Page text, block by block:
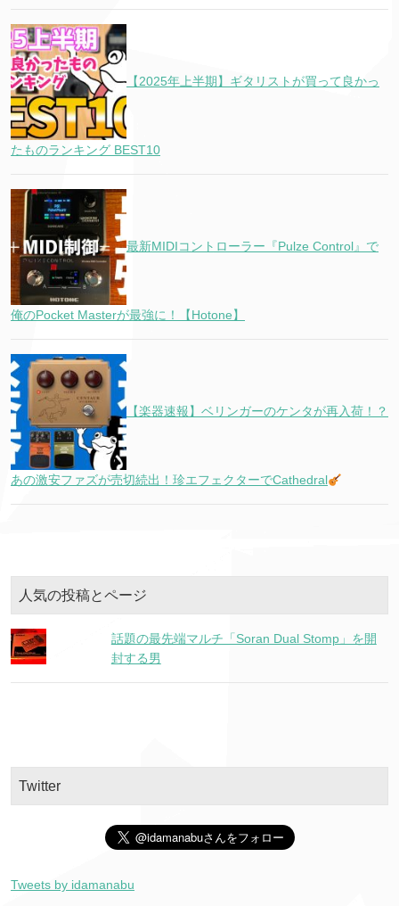
【2025年上半期】ギタリストが買って良かっ
たものランキング BEST10
最新MIDIコントローラー『Pulze Control』で
俺のPocket Masterが最強に！【Hotone】
【楽器速報】ベリンガーのケンタが再入荷！？
あの激安ファズが売切続出！珍エフェクターでCathedral
人気の投稿とページ
話題の最先端マルチ「Soran Dual Stomp」を開
封する男
Twitter
Tweets by idamanabu